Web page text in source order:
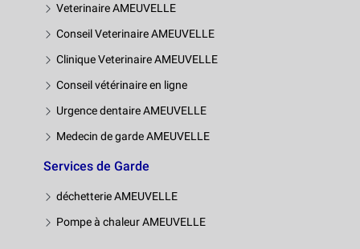
Veterinaire AMEUVELLE
Conseil Veterinaire AMEUVELLE
Clinique Veterinaire AMEUVELLE
Conseil vétérinaire en ligne
Urgence dentaire AMEUVELLE
Medecin de garde AMEUVELLE
Services de Garde
déchetterie AMEUVELLE
Pompe à chaleur AMEUVELLE